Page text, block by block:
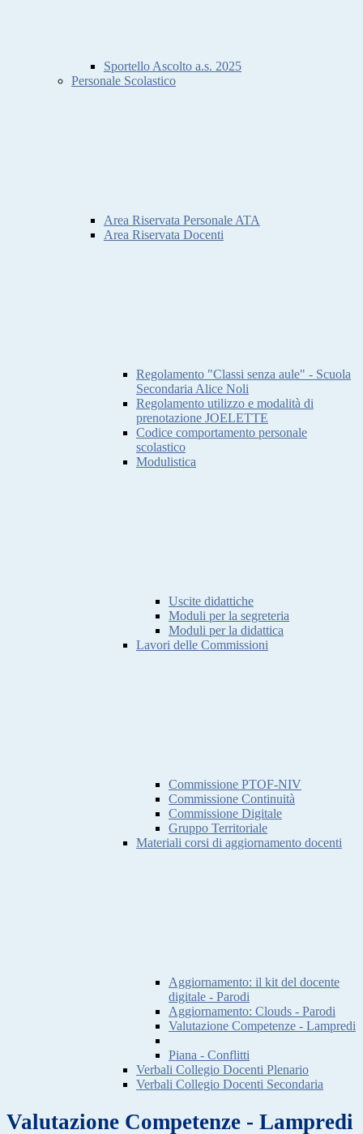
Sportello Ascolto a.s. 2025
Personale Scolastico
Area Riservata Personale ATA
Area Riservata Docenti
Regolamento "Classi senza aule" - Scuola
Secondaria Alice Noli
Regolamento utilizzo e modalità di
prenotazione JOELETTE
Codice comportamento personale
scolastico
Modulistica
Uscite didattiche
Moduli per la segreteria
Moduli per la didattica
Lavori delle Commissioni
Commissione PTOF-NIV
Commissione Continuità
Commissione Digitale
Gruppo Territoriale
Materiali corsi di aggiornamento docenti
Aggiornamento: il kit del docente
digitale - Parodi
Aggiornamento: Clouds - Parodi
Valutazione Competenze - Lampredi
Piana - Conflitti
Verbali Collegio Docenti Plenario
Verbali Collegio Docenti Secondaria
Valutazione Competenze - Lampredi